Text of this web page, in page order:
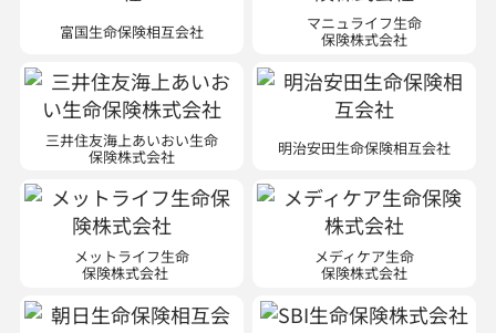
富国生命保険相互会社 マニュライフ生命
保険株式会社
三井住友海上あいおい生命
保険株式会社 明治安田生命保険相互会社
メットライフ生命
保険株式会社
メディケア生命
保険株式会社